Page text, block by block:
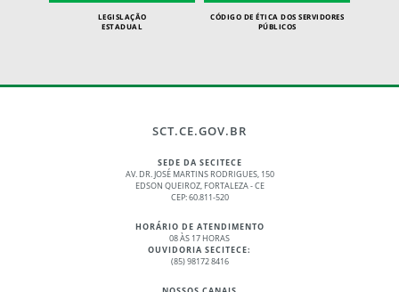
LEGISLAÇÃO
ESTADUAL
CÓDIGO DE ÉTICA DOS SERVIDORES
PÚBLICOS
SCT.CE.GOV.BR
SEDE DA SECITECE
AV. DR. JOSÉ MARTINS RODRIGUES, 150
EDSON QUEIROZ, FORTALEZA - CE
CEP: 60.811-520
HORÁRIO DE ATENDIMENTO
08 ÀS 17 HORAS
OUVIDORIA SECITECE:
(85) 98172 8416